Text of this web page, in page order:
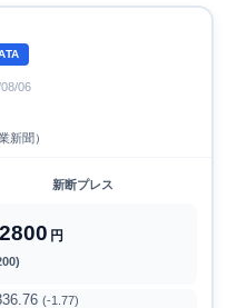
06
新聞）
新断プレス
円
(-1.77)